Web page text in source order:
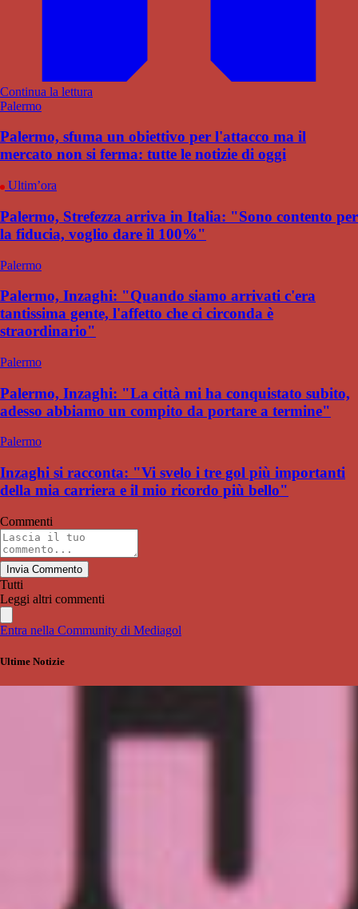
Continua la lettura
Palermo
Palermo, sfuma un obiettivo per l'attacco ma il
mercato non si ferma: tutte le notizie di oggi
Ultim’ora
Palermo, Strefezza arriva in Italia: "Sono contento per
la fiducia, voglio dare il 100%"
Palermo
Palermo, Inzaghi: "Quando siamo arrivati c'era
tantissima gente, l'affetto che ci circonda è
straordinario"
Palermo
Palermo, Inzaghi: "La città mi ha conquistato subito,
adesso abbiamo un compito da portare a termine"
Palermo
Inzaghi si racconta: "Vi svelo i tre gol più importanti
della mia carriera e il mio ricordo più bello"
Commenti
Invia Commento
Tutti
Leggi altri commenti
Entra nella Community di Mediagol
Ultime Notizie